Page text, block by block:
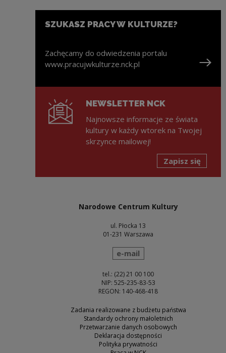
SZUKASZ PRACY W KULTURZE?
Zachęcamy do odwiedzenia portalu
www.pracujwkulturze.nck.pl
NEWSLETTER NCK
Najnowsze informacje ze świata
kultury w każdy wtorek na Twojej
skrzynce mailowej!
Zapisz się
Narodowe Centrum Kultury
ul. Płocka 13
01-231 Warszawa
wyślij wiadomość
e-mail
tel.: (22) 21 00 100
NIP: 525-235-83-53
REGON: 140-468-418
Zadania realizowane z budżetu państwa
Standardy ochrony małoletnich
Przetwarzanie danych osobowych
Deklaracja dostępności
Polityka prywatności